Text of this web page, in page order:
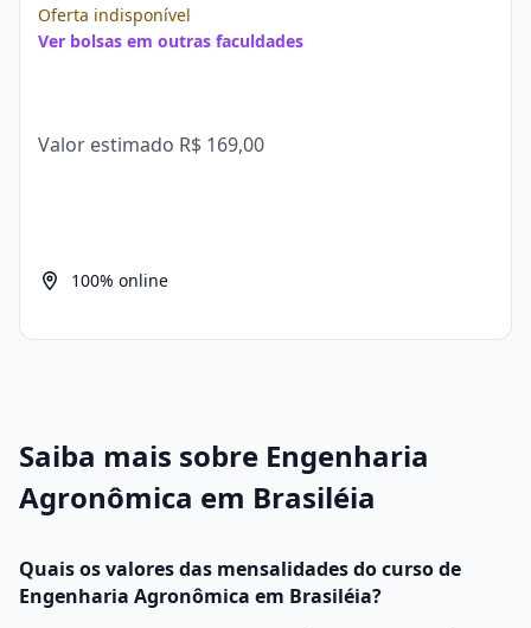
Oferta indisponível
Ver bolsas em outras faculdades
Valor estimado R$ 169,00
100% online
Saiba mais sobre Engenharia
Agronômica em Brasiléia
Quais os valores das mensalidades do curso de
Engenharia Agronômica em Brasiléia?